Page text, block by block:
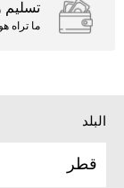
تسليم
ما تراه
البلد
قطر